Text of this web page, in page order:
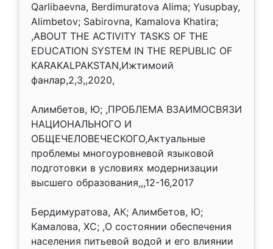
Qarlibaevna, Berdimuratova Alima; Yusupbay,
Alimbetov; Sabirovna, Kamalova Khatira;
,ABOUT THE ACTIVITY TASKS OF THE
EDUCATION SYSTEM IN THE REPUBLIC OF
KARAKALPAKSTAN,Ижтимоий
фанлар,2,3,,2020,
Алимбетов, Ю; ,ПРОБЛЕМА ВЗАИМОСВЯЗИ
НАЦИОНАЛЬНОГО И
ОБЩЕЧЕЛОВЕЧЕСКОГО,Актуальные
проблемы многоуровневой языковой
подготовки в условиях модернизации
высшего образования,,,12-16,2017
Бердимуратова, АК; Алимбетов, Ю;
Камалова, ХС; ,О состоянии обеспечения
населения питьевой водой и его влиянии